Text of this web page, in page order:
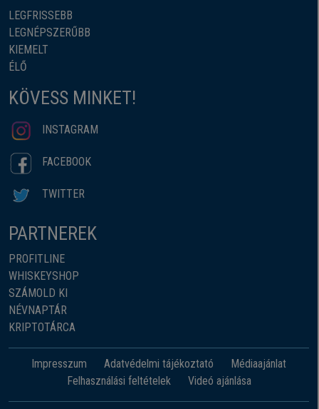
LEGFRISSEBB
LEGNÉPSZERŰBB
KIEMELT
ÉLŐ
KÖVESS MINKET!
INSTAGRAM
FACEBOOK
TWITTER
PARTNEREK
PROFITLINE
WHISKEYSHOP
SZÁMOLD KI
NÉVNAPTÁR
KRIPTOTÁRCA
Impresszum Adatvédelmi tájékoztató
Médiaajánlat
Felhasználási feltételek
Videó ajánlása